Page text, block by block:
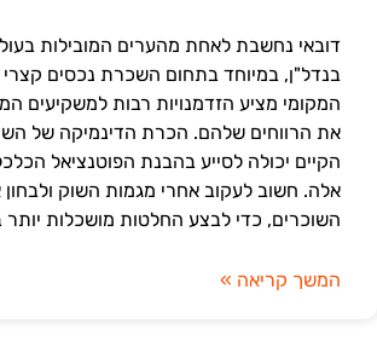
דובאי נחשבת לאחת מהערים המובילות
בנדל"ן, במיוחד בתחום השכרת נכסים קצרי
המקומי מציע הזדמנויות רבות למשקיעים
את הרווחים שלהם. הכרת הדינמיקה של
הקיים יכולה לסייע בהבנת הפוטנציאל
אלה. חשוב לעקוב אחרי מגמות השוק
השוכרים, כדי לבצע החלטות מושכלות יותר
המשך קריאה »